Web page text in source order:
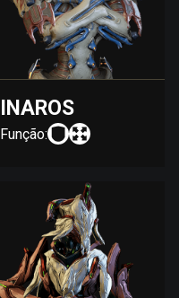
INAROS
Função: